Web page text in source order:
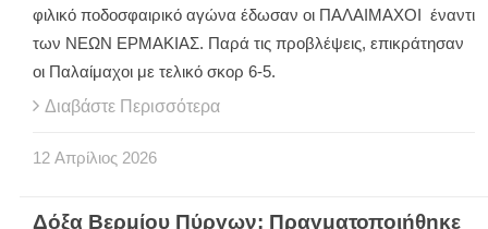
φιλικό ποδοσφαιρικό αγώνα έδωσαν οι ΠΑΛΑΙΜΑΧΟΙ
έναντι
των ΝΕΩΝ ΕΡΜΑΚΙΑΣ. Παρά τις προβλέψεις, επικράτησαν
οι Παλαίμαχοι με τελικό σκορ 6-5.
Διαβάστε Περισσότερα
12 Απρίλιος 2026
Δόξα Βερμίου Πύργων: Πραγματοποιήθηκε